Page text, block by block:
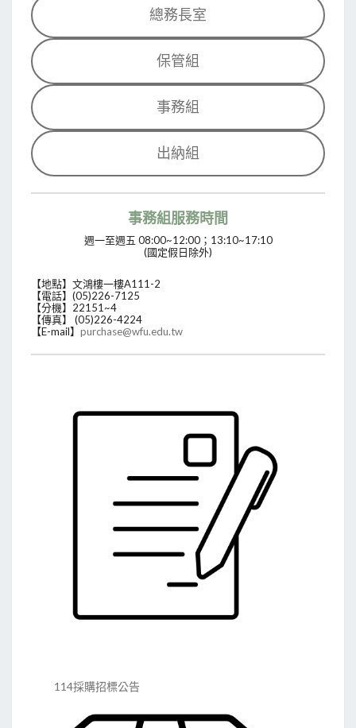
總務長室
保管組
事務組
出納組
事務組服務時間
週一至週五 08:00~12:00；13:10~17:10
(國定假日除外)
【地點】文鴻樓一樓A111-2
【電話】(05)226-7125
【分機】22151~4
【傳真】 (05)226-4224
【E-mail】 purchase@wfu.edu.tw
114採購招標公告